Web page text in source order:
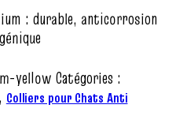
: durable, anticorrosion
yellow Catégories :
, Colliers pour Chats Anti